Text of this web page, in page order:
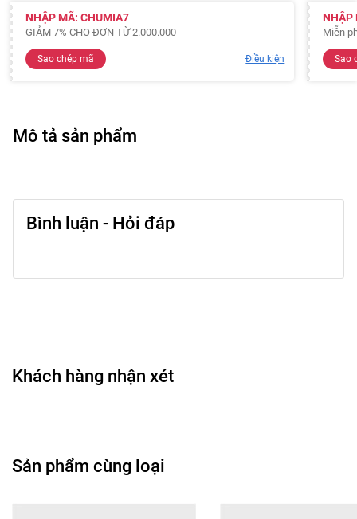
NHẬP MÃ: CHUMIA7
GIẢM 7% CHO ĐƠN TỪ 2.000.000
Sao chép mã Điều kiện
NHẬP
Miễn
Sao
Mô tả sản phẩm
Bình luận - Hỏi đáp
Khách hàng nhận xét
Sản phẩm cùng loại